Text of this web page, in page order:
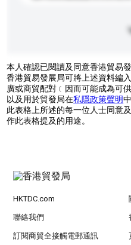
本人確認已閱讀及同意香港貿易
香港貿易發展局可將上述資料編
廣或商貿配對﹝因而可能成為可
以及用於貿發局在私隱政策聲明
此表格上所述的每一位人士同意
作此表格提及的用途。
HKTDC.com
聯絡我們
訂閱商貿全接觸電郵通訊